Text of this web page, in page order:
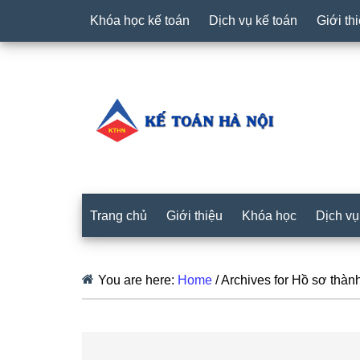
Khóa học kế toán Dịch vụ kế toán Giới
Trang chủ Giới thiệu Khóa học Dịch
You are here: Home /Archives for Hồ sơ